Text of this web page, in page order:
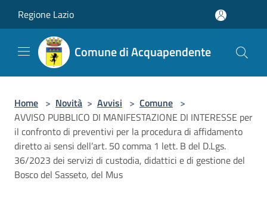
Regione Lazio
Comune di Acquapendente
Home > Novità > Avvisi > Comune >
AVVISO PUBBLICO DI MANIFESTAZIONE DI INTERESSE per
il confronto di preventivi per la procedura di affidamento
diretto ai sensi dell’art. 50 comma 1 lett. B del D.Lgs.
36/2023 dei servizi di custodia, didattici e di gestione del
Bosco del Sasseto, del Mus